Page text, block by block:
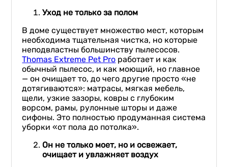
Уход не только за полом
В доме существует множество мест, которым
необходима тщательная чистка, но которые
неподвластны большинству пылесосов.
Thomas Extreme Pet Pro работает и как
обычный пылесос, и как моющий, но главное
— он очищает то, до чего другие просто «не
дотягиваются»: матрасы, мягкая мебель,
щели, узкие зазоры, ковры с глубоким
ворсом, рамы, рулонные шторы и даже
сифоны. Это полностью продуманная система
уборки «от пола до потолка».
Он не только моет, но и освежает,
очищает и увлажняет воздух